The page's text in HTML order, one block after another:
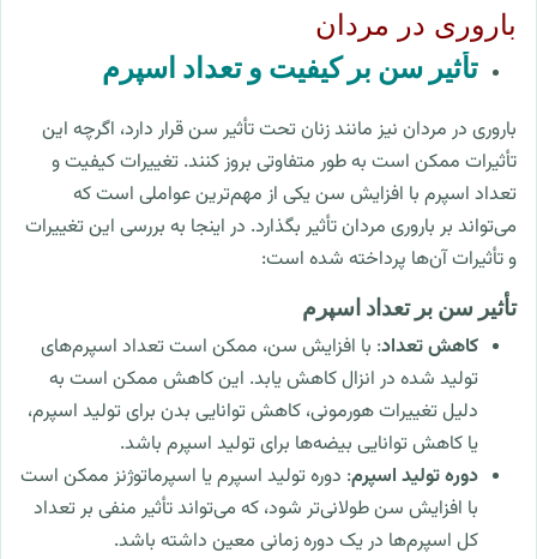
باروری در مردان
تأثیر سن بر کیفیت و تعداد اسپرم
باروری در مردان نیز مانند زنان تحت تأثیر سن قرار دارد، اگرچه این
تأثیرات ممکن است به طور متفاوتی بروز کنند. تغییرات کیفیت و
تعداد اسپرم با افزایش سن یکی از مهم‌ترین عواملی است که
می‌تواند بر باروری مردان تأثیر بگذارد. در اینجا به بررسی این تغییرات
و تأثیرات آن‌ها پرداخته شده است:
تأثیر سن بر تعداد اسپرم
کاهش تعداد: با افزایش سن، ممکن است تعداد اسپرم‌های
تولید شده در انزال کاهش یابد. این کاهش ممکن است به
دلیل تغییرات هورمونی، کاهش توانایی بدن برای تولید اسپرم،
یا کاهش توانایی بیضه‌ها برای تولید اسپرم باشد.
دوره تولید اسپرم: دوره تولید اسپرم یا اسپرماتوژنز ممکن است
با افزایش سن طولانی‌تر شود، که می‌تواند تأثیر منفی بر تعداد
کل اسپرم‌ها در یک دوره زمانی معین داشته باشد.